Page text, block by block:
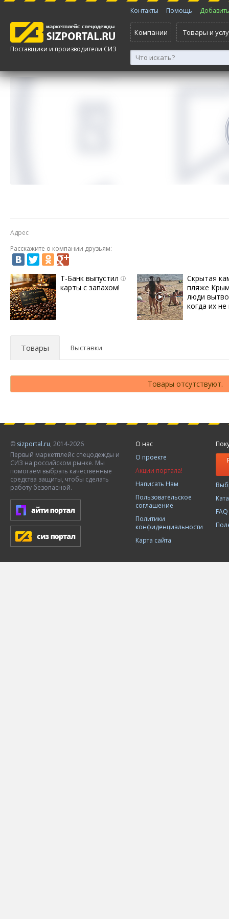
Поставщики и производители СИЗ
Контакты Помощь
Компании Товары и
Адрес
Расскажите о компании друзьям:
i
Т-Банк выпустил
карты с запахом!
Скрытая
пляже
люди
когда их не
Товары Выставки
Товары отсутствуют.
© sizportal.ru, 2014-2026
Первый маркетплейс спецодежды и
СИЗ на российском рынке. Мы
помогаем выбрать качественные
средства защиты, чтобы сделать
работу безопасной.
О нас
О проекте
Акции портала!
Написать Нам
Пользовательское
соглашение
Политики
конфиденциальности
Карта сайта
FAQ